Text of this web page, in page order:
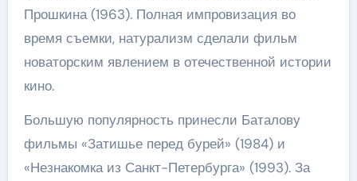
Прошкина (1963). Полная импровизация во
время съемки, натурализм сделали фильм
новаторским явлением в отечественной истории
кино.
Большую популярность принесли Баталову
фильмы «Затишье перед бурей» (1984) и
«Незнакомка из Санкт-Петербурга» (1993). За